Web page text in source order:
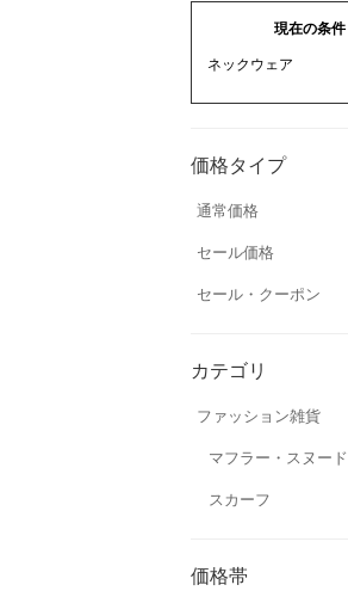
現在の条件
ネックウェア
価格タイプ
通常価格
セール価格
セール・クーポン
カテゴリ
ファッション雑貨
マフラー・スヌード
スカーフ
価格帯